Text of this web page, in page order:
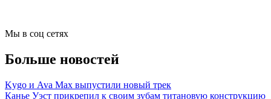
Мы в соц сетях
Больше новостей
Kygo и Ava Max выпустили новый трек
Канье Уэст прикрепил к своим зубам титановую конструкцию